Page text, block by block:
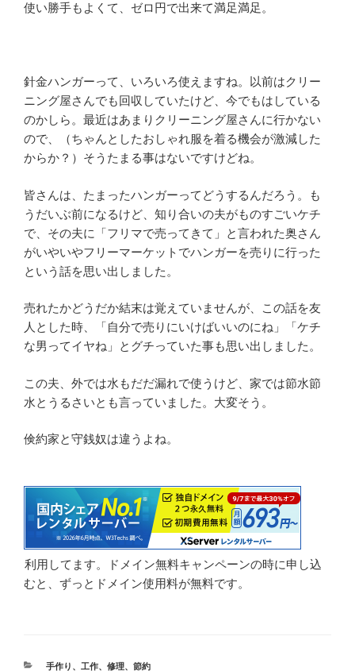
使い勝手もよくて、ゼロ円で出来て満足満足。
針金ハンガーって、いろいろ使えますね。以前はクリー
ニング屋さんでも回収していたけど、今でもはしている
のかしら。最近はあまりクリーニング屋さんに行かない
ので、（ちゃんとしたおしゃれ服を着る機会が激減した
からか？）そうたまる事はないですけどね。
皆さんは、たまったハンガーってどうするんだろう。も
うだいぶ前になるけど、知り合いの夫がものすごいケチ
で、その夫に「フリマで売ってきて」と言われた奥さん
がいやいやフリーマーケットでハンガーを売りに行った
という話を思い出しました。
売れたかどうだか結末は覚えていませんが、この話を友
人とした時、「自分で売りにいけばいいのにね」「ケチ
な男ってイヤね」とグチっていた事も思い出しました。
この夫、外では水もだだ漏れで使うけど、家では節水節
水とうるさいとも言っていました。大変そう。
倹約家と守銭奴は違うよね。
利用してます。ドメイン無料キャンペーンの時に申し込
むと、ずっとドメイン使用料が無料です。
カ
手作り、工作、修理、 節約